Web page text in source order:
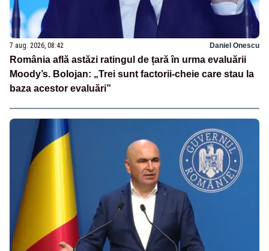
7 aug. 2026, 08:42 Daniel Onescu
România află astăzi ratingul de țară în urma evaluării
Moody’s. Bolojan: „Trei sunt factorii-cheie care stau la
baza acestor evaluări”